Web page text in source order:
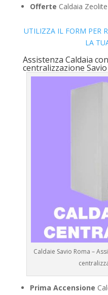
Offerte Caldaia
UTILIZZA IL FORM PER
LA
Assistenza Caldaia
centralizzazione Savio
Caldaie Savio Roma –
Prima Accensione